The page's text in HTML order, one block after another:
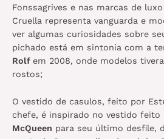
Fonssagrives e nas marcas de
Cruella representa vanguarda e
ver algumas curiosidades sobre
pichado está em sintonia com a
Rolf em 2008, onde modelos
rostos;
O vestido de casulos, feito por
chefe, é inspirado no vestido feito
McQueen para seu último desfile,